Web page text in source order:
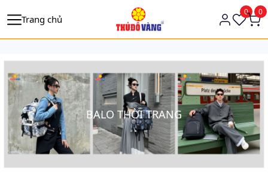
https://tagmanager.google.com/
Trang chủ
0 0
BALO THỜI TRANG